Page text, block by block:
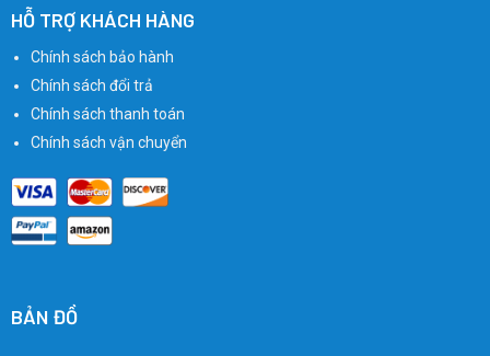
HỖ TRỢ KHÁCH HÀNG
Chính sách bảo hành
Chính sách đổi trả
Chính sách thanh toán
Chính sách vận chuyển
BẢN ĐỒ